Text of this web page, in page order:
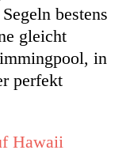
bestens
gleicht
in
perfekt
Hawaii